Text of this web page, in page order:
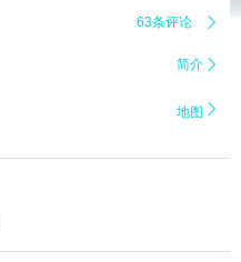
63条评论 
简介 
地图 